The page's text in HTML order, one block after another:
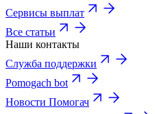
Сервисы выплат
Все статьи
Наши контакты
Служба поддержки
Pomogach bot
Новости Помогач